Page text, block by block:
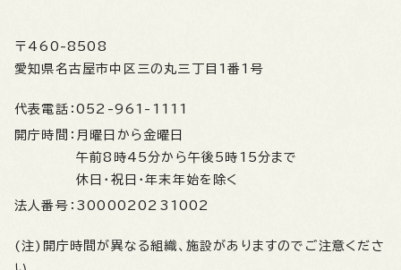
〒460-8508
愛知県名古屋市中区三の丸三丁目1番1号
代表電話： 052-961-1111
開庁時間： 月曜日から金曜日
午前8時45分から午後5時15分まで
休日・祝日・年末年始を除く
法人番号： 3000020231002
(注)開庁時間が異なる組織、施設がありますのでご注意くださ